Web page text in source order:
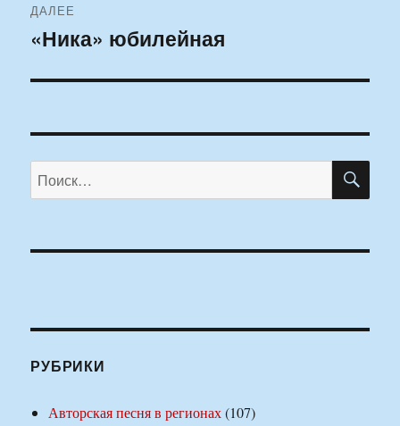
ДАЛЕЕ
Следующая
«Ника» юбилейная
Искать:
РУБРИКИ
Авторская песня в регионах(107)